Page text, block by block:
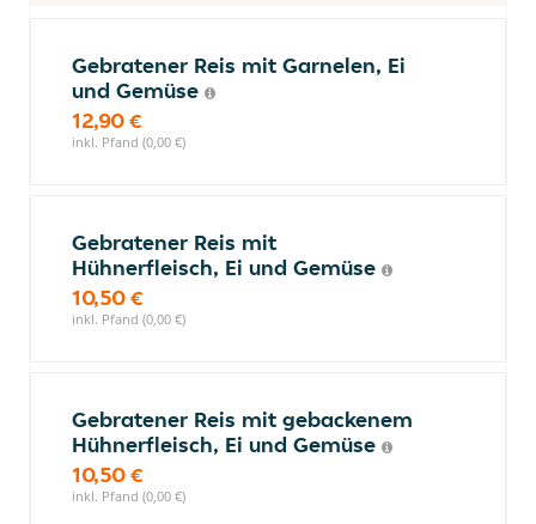
Gebratener Reis mit Garnelen, Ei
und Gemüse
12,90 €
inkl. Pfand (0,00 €)
Gebratener Reis mit
Hühnerfleisch, Ei und Gemüse
10,50 €
inkl. Pfand (0,00 €)
Gebratener Reis mit gebackenem
Hühnerfleisch, Ei und Gemüse
10,50 €
inkl. Pfand (0,00 €)